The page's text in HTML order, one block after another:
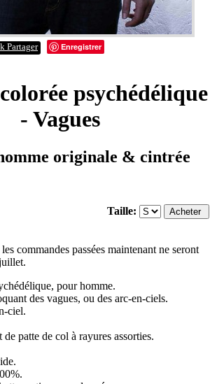
Partager Enregistrer
psychédélique
- Vagues
originale & cintrée
Taille:
commandes passées maintenant ne seront
pour homme.
des vagues, ou des arc-en-ciels.
ciel.
patte de col à rayures assorties.